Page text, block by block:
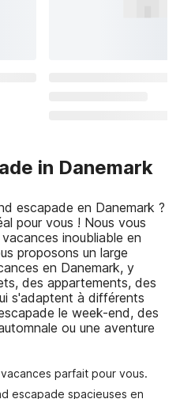
in Danemark
escapade en Danemark ?
pour vous ! Nous vous
inoubliable en
proposons un large
en Danemark, y
des appartements, des
s'adaptent à différents
le week-end, des
ou une aventure
parfait pour vous.
escapade spacieuses en